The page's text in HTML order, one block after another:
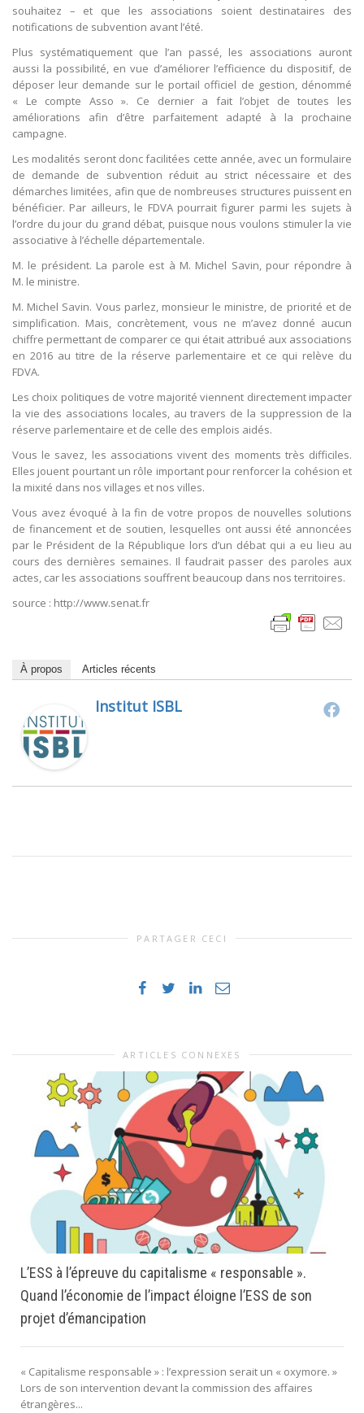
souhaitez – et que les associations soient destinataires des
notifications de subvention avant l’été.
Plus systématiquement que l’an passé, les associations auront
aussi la possibilité, en vue d’améliorer l’efficience du dispositif, de
déposer leur demande sur le portail officiel de gestion, dénommé
« Le compte Asso ». Ce dernier a fait l’objet de toutes les
améliorations afin d’être parfaitement adapté à la prochaine
campagne.
Les modalités seront donc facilitées cette année, avec un formulaire
de demande de subvention réduit au strict nécessaire et des
démarches limitées, afin que de nombreuses structures puissent en
bénéficier. Par ailleurs, le FDVA pourrait figurer parmi les sujets à
l’ordre du jour du grand débat, puisque nous voulons stimuler la vie
associative à l’échelle départementale.
M. le président. La parole est à M. Michel Savin, pour répondre à
M. le ministre.
M. Michel Savin. Vous parlez, monsieur le ministre, de priorité et de
simplification. Mais, concrètement, vous ne m’avez donné aucun
chiffre permettant de comparer ce qui était attribué aux associations
en 2016 au titre de la réserve parlementaire et ce qui relève du
FDVA.
Les choix politiques de votre majorité viennent directement impacter
la vie des associations locales, au travers de la suppression de la
réserve parlementaire et de celle des emplois aidés.
Vous le savez, les associations vivent des moments très difficiles.
Elles jouent pourtant un rôle important pour renforcer la cohésion et
la mixité dans nos villages et nos villes.
Vous avez évoqué à la fin de votre propos de nouvelles solutions
de financement et de soutien, lesquelles ont aussi été annoncées
par le Président de la République lors d’un débat qui a eu lieu au
cours des dernières semaines. Il faudrait passer des paroles aux
actes, car les associations souffrent beaucoup dans nos territoires.
source : http://www.senat.fr
À propos Articles récents
Institut ISBL
PARTAGER CECI
ARTICLES CONNEXES
L’ESS à l’épreuve du capitalisme « responsable ».
Quand l’économie de l’impact éloigne l’ESS de son
projet d’émancipation
« Capitalisme responsable » : l’expression serait un « oxymore. »
Lors de son intervention devant la commission des affaires
étrangères...